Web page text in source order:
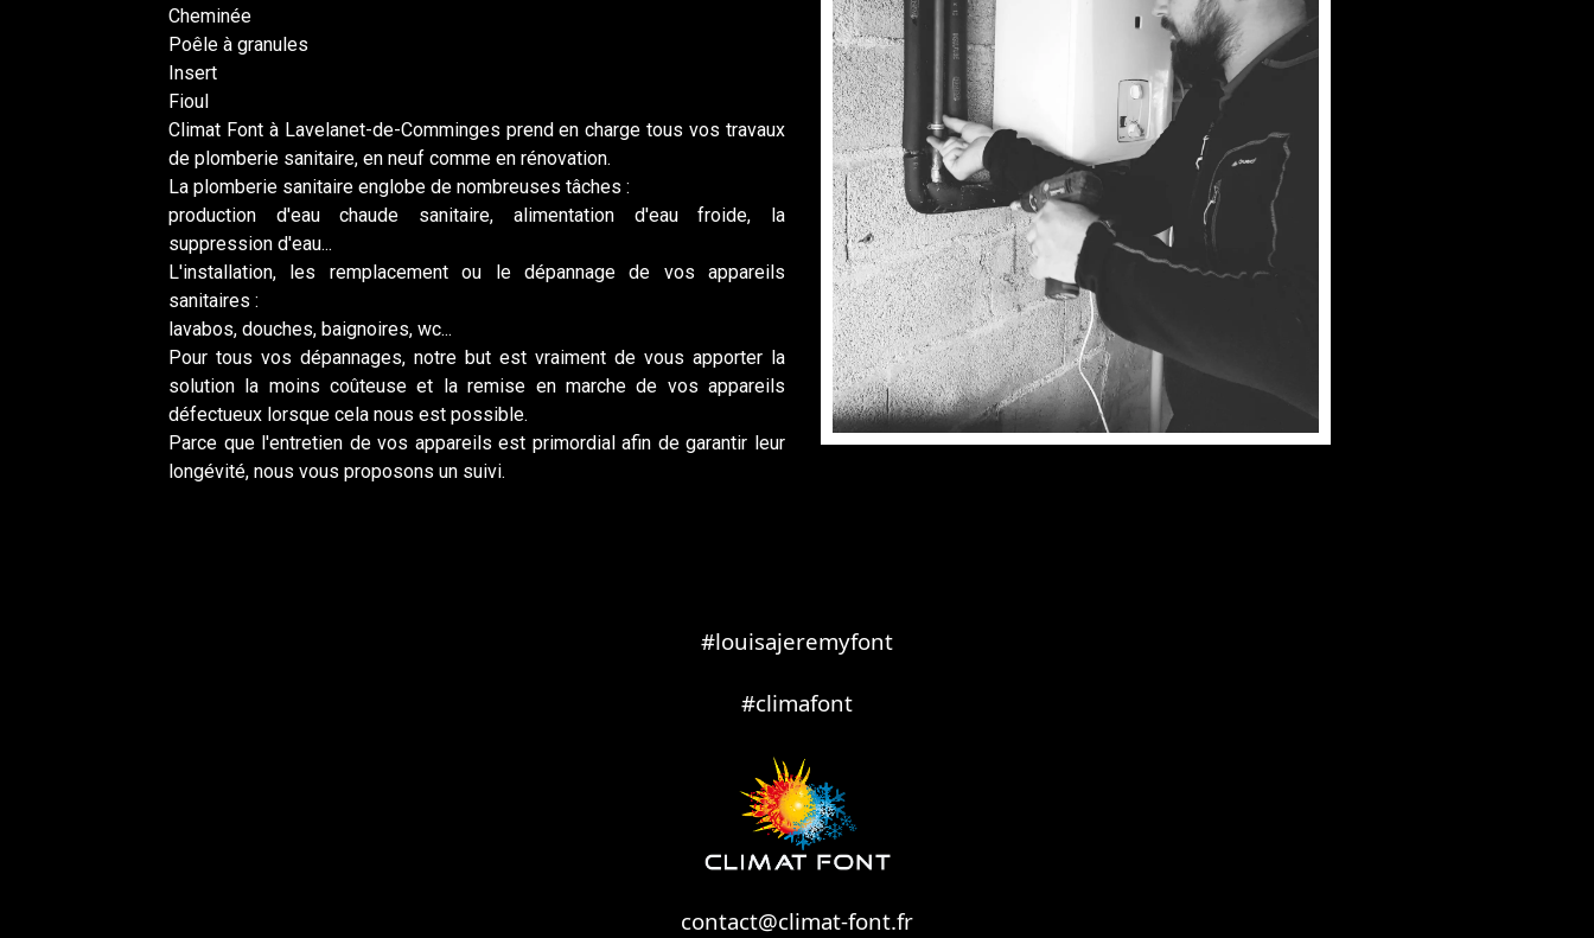
Cheminée
Poêle à granules
Insert
Fioul
Climat Font à Lavelanet-de-Comminges prend en charge tous vos travaux
de plomberie sanitaire, en neuf comme en rénovation.
La plomberie sanitaire englobe de nombreuses tâches :
production d'eau chaude sanitaire, alimentation d'eau froide, la
suppression d'eau...
L'installation, les remplacement ou le dépannage de vos appareils
sanitaires :
lavabos, douches, baignoires, wc...
Pour tous vos dépannages, notre but est vraiment de vous apporter la
solution la moins coûteuse et la remise en marche de vos appareils
défectueux lorsque cela nous est possible.
Parce que l'entretien de vos appareils est primordial afin de garantir leur
longévité, nous vous proposons un suivi.
#louisajeremyfont
#climafont
contact@climat-font.fr